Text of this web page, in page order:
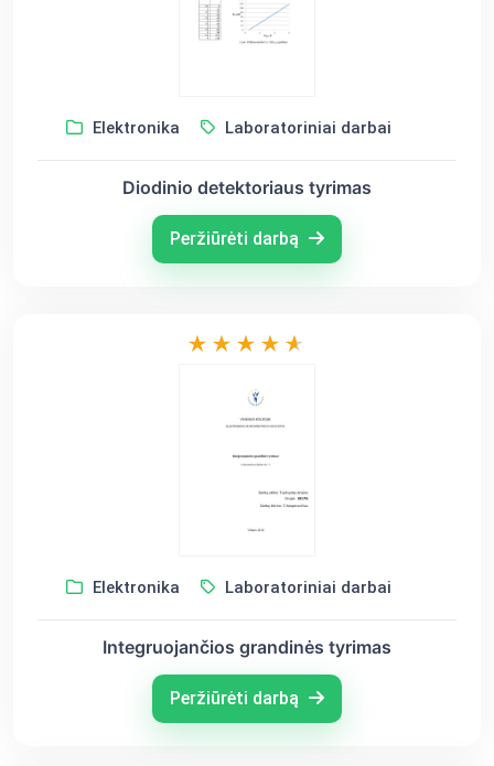
Elektronika Laboratoriniai darbai
Diodinio detektoriaus tyrimas
Peržiūrėti darbą
Elektronika Laboratoriniai darbai
Integruojančios grandinės tyrimas
Peržiūrėti darbą